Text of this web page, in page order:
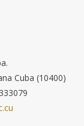
Cuba (10400)